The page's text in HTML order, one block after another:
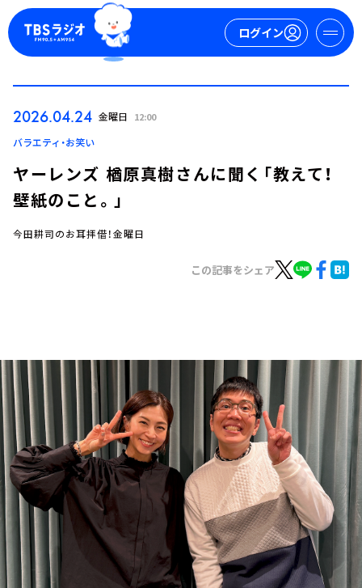
ログイン
ログイン
お知らせ
イベント・グッズ
YouTube
会社情報
2026.04.24 金曜日 12:00
バラエティ・お笑い
ヤーレンズ 楢原真樹さんに聞く「教えて！
壁紙のこと。」
今田耕司のお耳拝借！金曜日
この記事をシェア